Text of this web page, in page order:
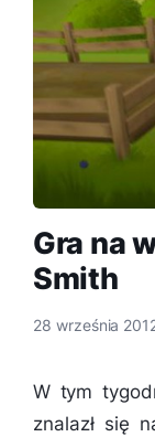
Gra na
Smith
28 września
W tym
znalazł się